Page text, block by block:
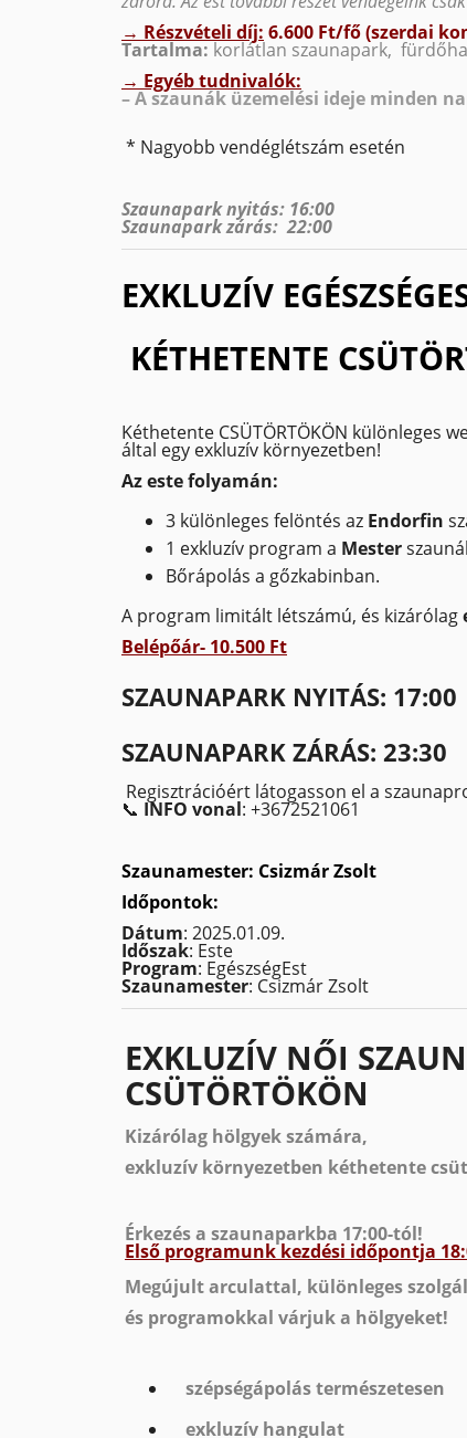
→ Részvételi díj: 6.600 Ft/fő (szerdai
Tartalma: korlátlan szaunapark,
→ Egyéb tudnivalók:
– A szaunák üzemelési ideje minden
* Nagyobb vendéglétszám esetén
Szaunapark nyitás: 16:00
Szaunapark zárás: 22:00
EXKLUZÍV
KÉTHETENTE
Kéthetente CSÜTÖRTÖKÖN különleges
által egy exkluzív környezetben!
Az este folyamán:
3 különleges felöntés az Endorfin
1 exkluzív program a Mester
Bőrápolás a gőzkabinban.
A program limitált létszámú, és kizárólag
Belépőár- 10.500 Ft
SZAUNAPARK NYITÁS: 17:00
SZAUNAPARK ZÁRÁS: 23:30
Regisztrációért látogasson el a
📞 INFO vonal: +3672521061
Szaunamester: Csizmár Zsolt
Időpontok:
Dátum: 2025.01.09.
Időszak: Este
Program: EgészségEst
Szaunamester: Csizmár Zsolt
EXKLUZÍV NŐI
CSÜTÖRTÖKÖN
Kizárólag hölgyek számára,
exkluzív környezetben kéthetente
Érkezés a szaunaparkba 17:00-tól!
Első programunk kezdési időpontja
Megújult arculattal, különleges
és programokkal várjuk a hölgyeket!
szépségápolás természetesen
exkluzív hangulat